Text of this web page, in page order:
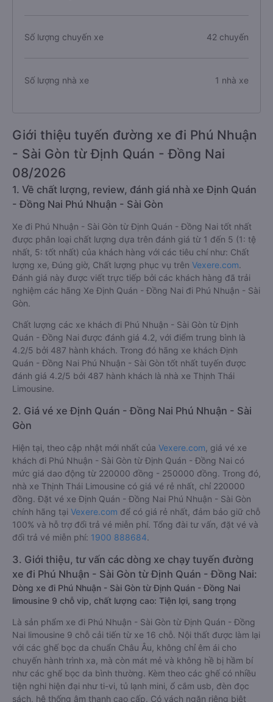
Số lượng chuyến xe 42 chuyến
Số lượng nhà xe 1 nhà xe
Giới thiệu tuyến đường xe đi Phú Nhuận
- Sài Gòn từ Định Quán - Đồng Nai
08/2026
1. Về chất lượng, review, đánh giá nhà xe Định Quán
- Đồng Nai Phú Nhuận - Sài Gòn
Xe đi Phú Nhuận - Sài Gòn từ Định Quán - Đồng Nai tốt nhất
được phân loại chất lượng dựa trên đánh giá từ 1 đến 5 (1: tệ
nhất, 5: tốt nhất) của khách hàng với các tiêu chí như: Chất
lượng xe, Đúng giờ, Chất lượng phục vụ trên Vexere.com.
Đánh giá này được viết trực tiếp bởi các khách hàng đã trải
nghiệm các hãng Xe Định Quán - Đồng Nai đi Phú Nhuận - Sài
Gòn.
Chất lượng các xe khách đi Phú Nhuận - Sài Gòn từ Định
Quán - Đồng Nai được đánh giá 4.2, với điểm trung bình là
4.2/5 bởi 487 hành khách. Trong đó hãng xe khách Định
Quán - Đồng Nai Phú Nhuận - Sài Gòn tốt nhất tuyến được
đánh giá 4.2/5 bởi 487 hành khách là nhà xe Thịnh Thái
Limousine.
2. Giá vé xe Định Quán - Đồng Nai Phú Nhuận - Sài
Gòn
Hiện tại, theo cập nhật mới nhất của Vexere.com , giá vé xe
khách đi Phú Nhuận - Sài Gòn từ Định Quán - Đồng Nai có
mức giá dao động từ 220000 đồng - 250000 đồng. Trong đó,
nhà xe Thịnh Thái Limousine có giá vé rẻ nhất, chỉ 220000
đồng. Đặt vé xe Định Quán - Đồng Nai Phú Nhuận - Sài Gòn
chính hãng tại Vexere.com để có giá rẻ nhất, đảm bảo giữ chỗ
100% và hỗ trợ đổi trả vé miễn phí. Tổng đài tư vấn, đặt vé và
đổi trả vé miễn phí: 1900 888684.
3. Giới thiệu, tư vấn các dòng xe chạy tuyến đường
xe đi Phú Nhuận - Sài Gòn từ Định Quán - Đồng Nai:
Dòng xe đi Phú Nhuận - Sài Gòn từ Định Quán - Đồng Nai
limousine 9 chỗ vip, chất lượng cao: Tiện lợi, sang trọng
Là sản phẩm xe đi Phú Nhuận - Sài Gòn từ Định Quán - Đồng
Nai limousine 9 chỗ cải tiến từ xe 16 chỗ. Nội thất được làm lại
với các ghế bọc da chuẩn Châu Âu, không chỉ êm ái cho
chuyến hành trình xa, mà còn mát mẻ và không hề bị hầm bí
như các ghế bọc da bình thường. Kèm theo các ghế có nhiều
tiện nghi hiện đại như ti-vi, tủ lạnh mini, ổ cắm usb, đèn đọc
sách, hệ thống âm thanh cao cấp. Có vách ngăn riêng biệt